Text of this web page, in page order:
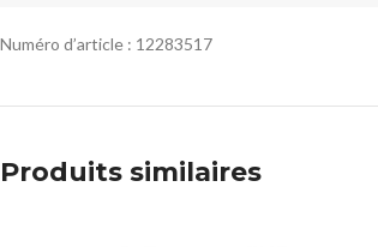
Numéro d’article : 12283517
Produits similaires